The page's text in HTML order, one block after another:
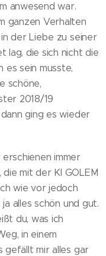
anwesend war.
ganzen Verhalten
der Liebe zu seiner
lag, die sich nicht die
es sein musste,
schöne,
2018/19
ging es wieder
immer
mit der KI GOLEM
wie vor jedoch
alles schön und gut.
du, was ich
in einem
gefällt mir alles gar